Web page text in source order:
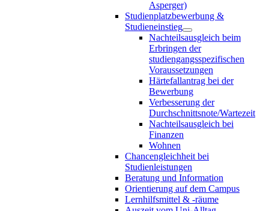
Asperger)
Studienplatzbewerbung &
Studieneinstieg
Nachteilsausgleich beim
Erbringen der
studiengangsspezifischen
Voraussetzungen
Härtefallantrag bei der
Bewerbung
Verbesserung der
Durchschnittsnote/Wartezeit
Nachteilsausgleich bei
Finanzen
Wohnen
Chancengleichheit bei
Studienleistungen
Beratung und Information
Orientierung auf dem Campus
Lernhilfsmittel & -räume